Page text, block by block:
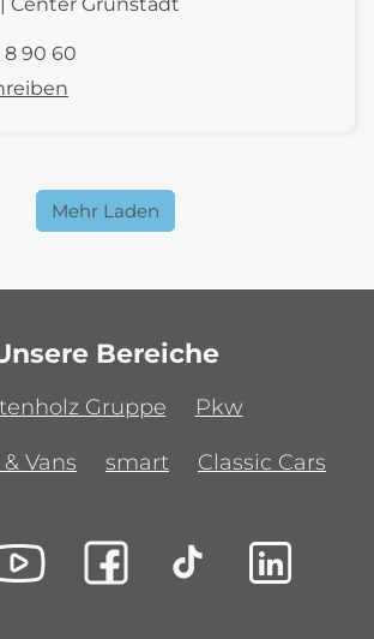
8 90 60
Mehr Laden
Bereiche
Gruppe Pkw
Vans smart Classic Cars